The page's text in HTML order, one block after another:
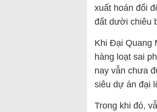
xuất hoán đổi
đất dười chiêu
Khi Đại Quang
hàng loạt sai
nay vẫn chưa
siêu dự án đại
Trong khi đó,